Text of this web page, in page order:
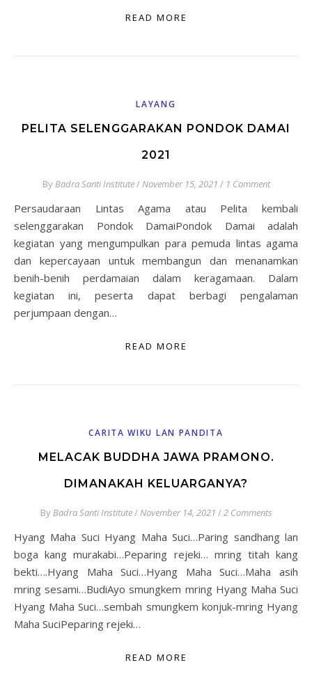
READ MORE
LAYANG
PELITA SELENGGARAKAN PONDOK DAMAI
2021
ByBadra Santi Institute/November 15, 2021 / 1 Comment
Persaudaraan Lintas Agama atau Pelita kembali
selenggarakan Pondok DamaiPondok Damai adalah
kegiatan yang mengumpulkan para pemuda lintas agama
dan kepercayaan untuk membangun dan menanamkan
benih-benih perdamaian dalam keragamaan. Dalam
kegiatan ini, peserta dapat berbagi pengalaman
perjumpaan dengan…
READ MORE
CARITA WIKU LAN PANDITA
MELACAK BUDDHA JAWA PRAMONO.
DIMANAKAH KELUARGANYA?
ByBadra Santi Institute/November 14, 2021 /2 Comments
Hyang Maha Suci Hyang Maha Suci…Paring sandhang lan
boga kang murakabi…Peparing rejeki… mring titah kang
bekti….Hyang Maha Suci…Hyang Maha Suci…Maha asih
mring sesami…BudiAyo smungkem mring Hyang Maha Suci
Hyang Maha Suci…sembah smungkem konjuk-mring Hyang
Maha SuciPeparing rejeki…
READ MORE